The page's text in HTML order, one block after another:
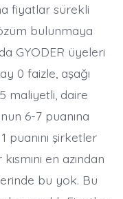
fiyatlar sürekli
bulunmaya
GYODER üyeleri
0 faizle, aşağı
maliyetli, daire
6-7 puanına
puanını şirketler
en azından
bu yok. Bu